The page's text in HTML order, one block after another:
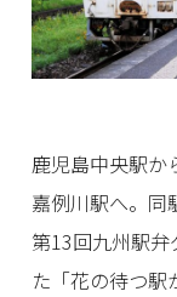
鹿児島中央駅か
嘉例川駅へ。同
第13回九州駅
た「花の待つ駅